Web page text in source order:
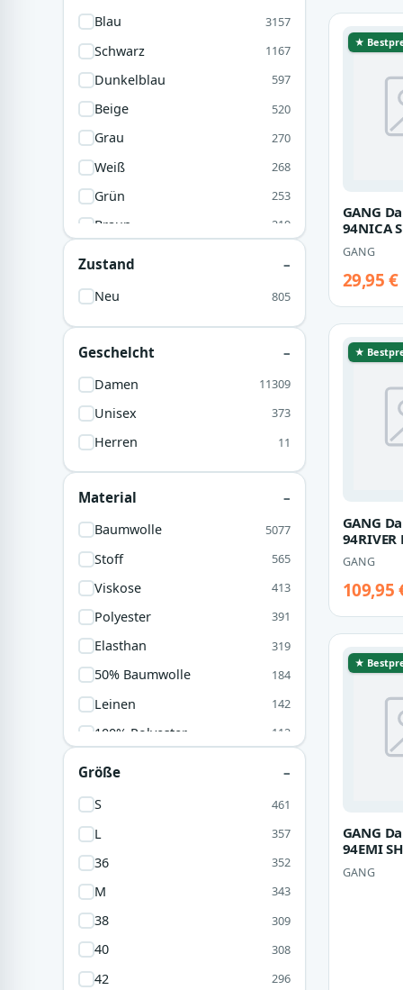
Blau 3157
Schwarz 1167
Dunkelblau 597
Beige 520
Grau 270
Weiß 268
Grün 253
Braun 219
Zustand
Neu 805
Geschelcht
Damen 11309
Unisex 373
Herren 11
Material
Baumwolle 5077
Stoff 565
Viskose 413
Polyester 391
Elasthan 319
50% Baumwolle 184
Leinen 142
100% Polyester 112
Größe
S 461
L 357
36 352
M 343
38 309
40 308
42 296
★
GANG
94NICA
linden
GANG
29,95 €
★
GANG
94RIVER
wide fit
GANG
109,95
★
GANG
94EMI
lint
GANG